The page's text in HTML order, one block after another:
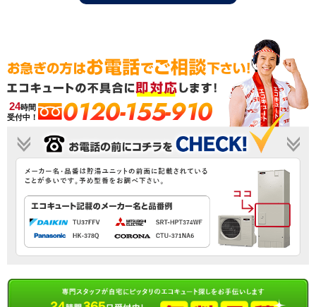
24時間
受付中！
0120-155-910